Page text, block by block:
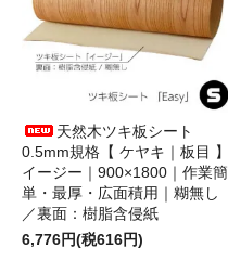
天然木ツキ板シート
0.5mm規格【 ケヤキ｜板目 】
イージー｜900×1800｜作業簡
単・最厚・広面積用｜糊無し
／裏面：樹脂含侵紙
6,776円(税616円)